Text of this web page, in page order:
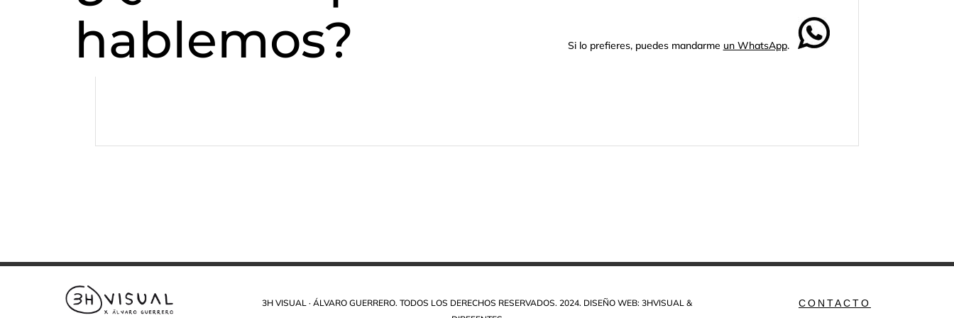
hablemos?
Si lo prefieres, puedes mandarme un WhatsApp.
3H VISUAL · ÁLVARO GUERRERO. TODOS LOS DERECHOS RESERVADOS. 2024. DISEÑO WEB: 3HVISUAL &
CONTACTO